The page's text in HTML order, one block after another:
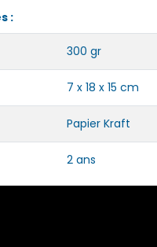
:
300 gr
7 x 18 x 15 cm
Papier Kraft
2 ans